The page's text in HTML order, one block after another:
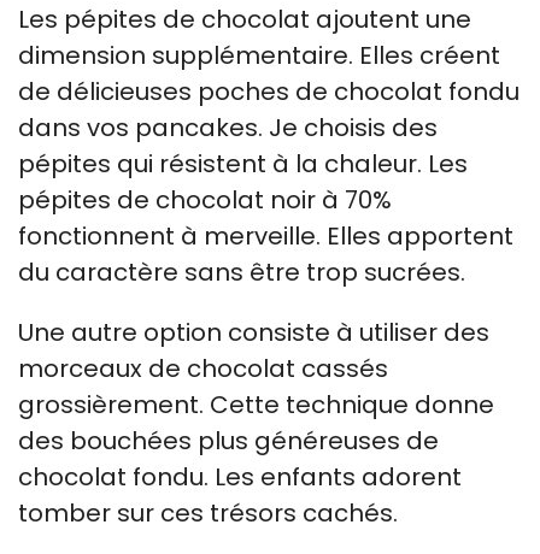
Les pépites de chocolat ajoutent une
dimension supplémentaire. Elles créent
de délicieuses poches de chocolat fondu
dans vos pancakes. Je choisis des
pépites qui résistent à la chaleur. Les
pépites de chocolat noir à 70%
fonctionnent à merveille. Elles apportent
du caractère sans être trop sucrées.
Une autre option consiste à utiliser des
morceaux de chocolat cassés
grossièrement. Cette technique donne
des bouchées plus généreuses de
chocolat fondu. Les enfants adorent
tomber sur ces trésors cachés.